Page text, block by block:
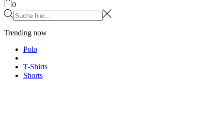
0
Trending now
Polo
T-Shirts
Shorts